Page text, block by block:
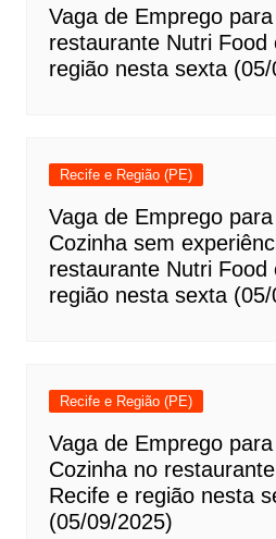
Vaga de Emprego
restaurante Nutri Food
região nesta sexta
Recife e Região (PE)
Vaga de Emprego
Cozinha sem
restaurante Nutri Food
região nesta sexta
Recife e Região (PE)
Vaga de Emprego
Cozinha no
Recife e região nesta
(05/09/2025)